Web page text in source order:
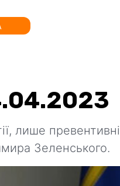
лише превентивні
Зеленського.